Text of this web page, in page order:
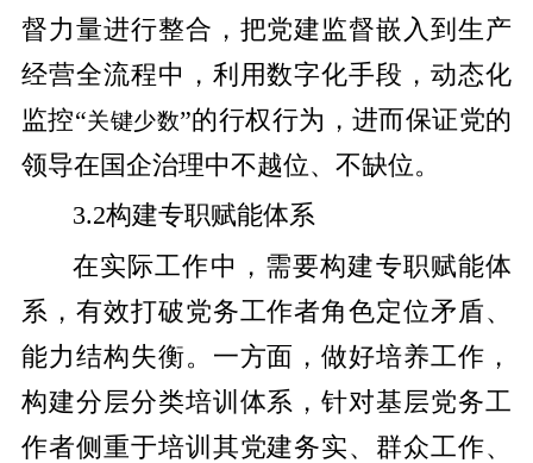
督力量进行整合，把党建监督嵌入到生产
经营全流程中，利用数字化手段，动态化
监控“关键少数”的行权行为，进而保证党的
领导在国企治理中不越位、不缺位。
3.2构建专职赋能体系
在实际工作中，需要构建专职赋能体
系，有效打破党务工作者角色定位矛盾、
能力结构失衡。一方面，做好培养工作，
构建分层分类培训体系，针对基层党务工
作者侧重于培训其党建务实、群众工作、